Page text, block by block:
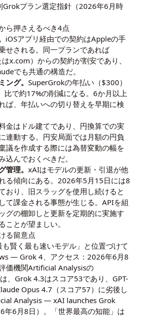
Grokプラン選定指針（2026年6月時
ら押さえるべき4点
iOSアプリ経由での契約はAppleの手
せされる。同一プランであれば
x.com）からの契約が割安であり、
でも共通の構造だ。
ング。SuperGrokの年払い（$300）
で約17%の削減になる。6か月以上
ば、年払いへの切り替えを早期に検
金はドル建てであり、円換算での実
連動する。円安局面では月額の円負
議を作成する際には為替変動の幅を
込んでおくべきだ。
管理。xAIはモデルの更新・引退が他
る傾向にある。2026年5月15日には8
おり、旧スラッグを使用し続けると
て課金される事態が生じる。APIを組
グの棚卸しと更新を定期的に実施す
ことが望ましい。
る留意点
賢く最も速いモデル」と位置づけて
— Grok 4 、アクセス：2026年6月8
価機関Artificial Analysisの
、Grok 4.3はスコア53であり、GPT-
Opus 4.7（スコア57）に劣後し
Analysis — xAI launches Grok
年6月8日）。「世界最高の知能」は